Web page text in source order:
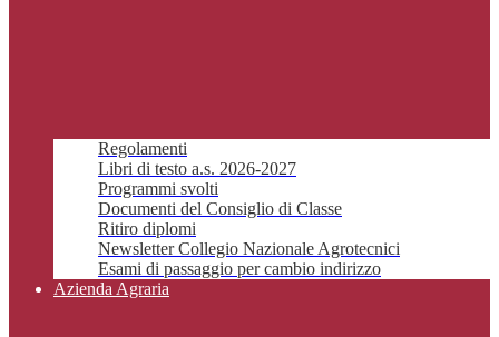
Regolamenti
Libri di testo a.s. 2026-2027
Programmi svolti
Documenti del Consiglio di Classe
Ritiro diplomi
Newsletter Collegio Nazionale Agrotecnici
Esami di passaggio per cambio indirizzo
Azienda Agraria